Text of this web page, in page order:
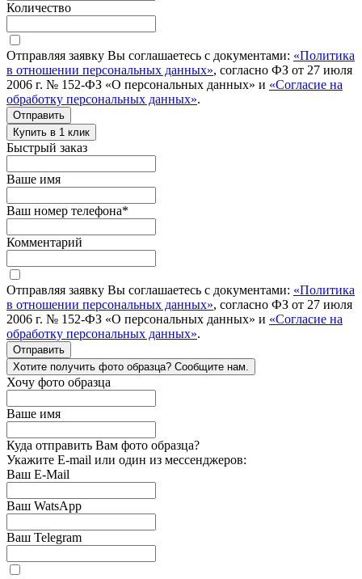
Количество
Отправляя заявку Вы соглашаетесь с документами: «Политика
в отношении персональных данных», согласно ФЗ от 27 июля
2006 г. № 152-ФЗ «О персональных данных» и «Согласие на
обработку персональных данных».
Отправить
Купить в 1 клик
Быстрый заказ
Ваше имя
Ваш номер телефона*
Комментарий
Отправляя заявку Вы соглашаетесь с документами: «Политика
в отношении персональных данных», согласно ФЗ от 27 июля
2006 г. № 152-ФЗ «О персональных данных» и «Согласие на
обработку персональных данных».
Отправить
Хотите получить фото образца? Сообщите нам.
Хочу фото образца
Ваше имя
Куда отправить Вам фото образца?
Укажите E-mail или один из мессенджеров:
Ваш E-Mail
Ваш WatsApp
Ваш Telegram